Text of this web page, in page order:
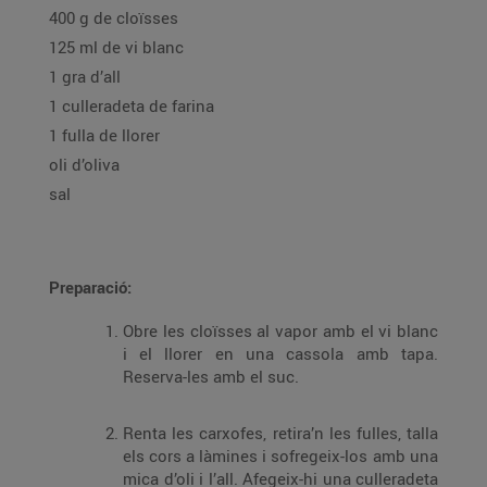
400 g de cloïsses
125 ml de vi blanc
1 gra d’all
1 culleradeta de farina
1 fulla de llorer
oli d’oliva
sal
Preparació:
Obre les cloïsses al vapor amb el vi blanc
i el llorer en una cassola amb tapa.
Reserva-les amb el suc.
Renta les carxofes, retira’n les fulles, talla
els cors a làmines i sofregeix-los amb una
mica d’oli i l’all. Afegeix-hi una culleradeta